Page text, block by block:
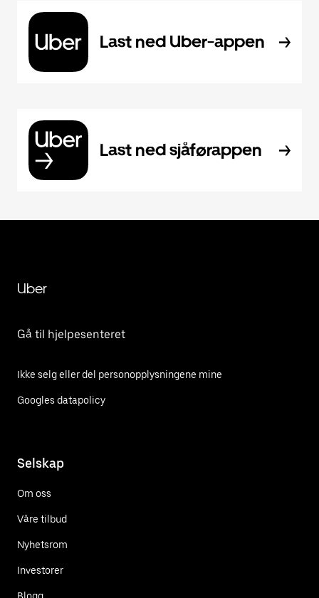
Last ned Uber-appen
Last ned sjåførappen
Uber
Gå til hjelpesenteret
Ikke selg eller del personopplysningene mine
Googles datapolicy
Selskap
Om oss
Våre tilbud
Nyhetsrom
Investorer